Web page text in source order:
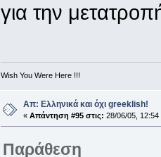
για την
Wish You Were Here !!!
Απ: Ελληνικά και όχι greeklish!
« Απάντηση #95 στις: 28/06/05, 12:54
Παράθεση